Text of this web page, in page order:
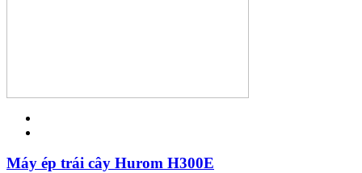
Máy ép trái cây Hurom H300E